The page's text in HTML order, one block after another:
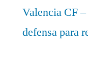
Valencia CF
defensa para